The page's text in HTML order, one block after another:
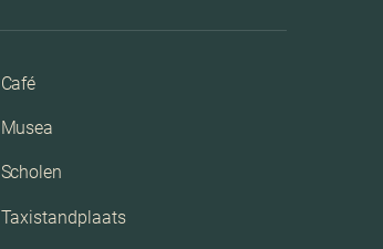
Café
Musea
Scholen
Taxistandplaats